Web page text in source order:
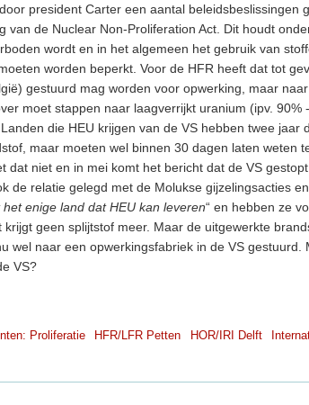
president Carter een aantal beleidsbeslissingen
van de Nuclear Non-Proliferation Act. Dit houdt
wordt en in het algemeen het gebruik van
worden beperkt. Voor de HFR heeft dat tot
gestuurd mag worden voor opwerking, maar
moet stappen naar laagverrijkt uranium (ipv. 90%
die HEU krijgen van de VS hebben twee jaar
maar moeten wel binnen 30 dagen laten weten
dat niet en in mei komt het bericht dat de VS
de relatie gelegd met de Molukse gijzelingsacties
het enige land dat HEU kan leveren“ en hebben ze
krijgt geen splijtstof meer. Maar de uitgewerkte
wel naar een opwerkingsfabriek in de VS gestuurd.
VS?
Proliferatie HFR/LFR Petten HOR/IRI Delft